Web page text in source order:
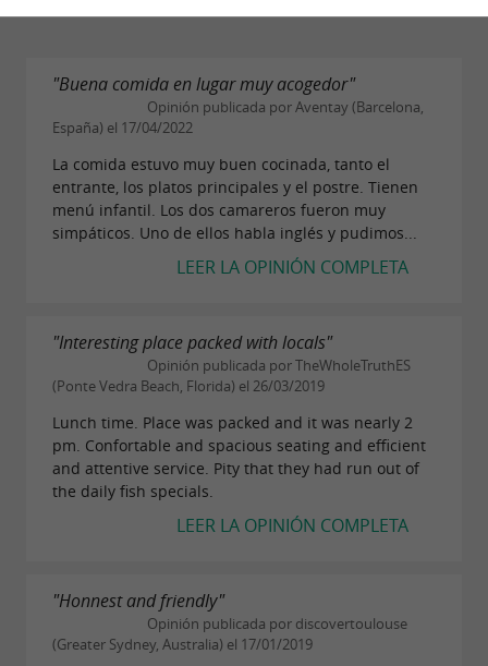
"Buena comida en lugar muy acogedor"
Opinión publicada por Aventay (Barcelona,
España) el 17/04/2022
La comida estuvo muy buen cocinada, tanto el
entrante, los platos principales y el postre. Tienen
menú infantil. Los dos camareros fueron muy
simpáticos. Uno de ellos habla inglés y pudimos...
LEER LA OPINIÓN COMPLETA
"Interesting place packed with locals"
Opinión publicada por TheWholeTruthES
(Ponte Vedra Beach, Florida) el 26/03/2019
Lunch time. Place was packed and it was nearly 2
pm. Confortable and spacious seating and efficient
and attentive service. Pity that they had run out of
the daily fish specials.
LEER LA OPINIÓN COMPLETA
"Honnest and friendly"
Opinión publicada por discovertoulouse
(Greater Sydney, Australia) el 17/01/2019